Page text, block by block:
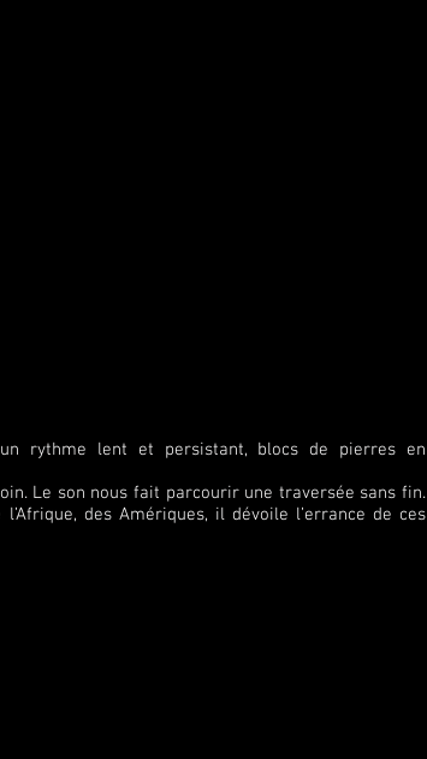
rythme lent et persistant, blocs de pierres en
Le son nous fait parcourir une traversée sans fin.
des Amériques, il dévoile l’errance de ces